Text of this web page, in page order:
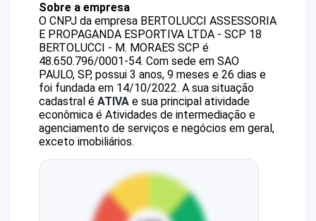
Sobre a empresa
O CNPJ da empresa BERTOLUCCI ASSESSORIA
E PROPAGANDA ESPORTIVA LTDA - SCP 18
BERTOLUCCI - M. MORAES SCP é
48.650.796/0001-54. Com sede em SAO
PAULO, SP, possui 3 anos, 9 meses e 26 dias e
foi fundada em 14/10/2022. A sua situação
cadastral é ATIVA e sua principal atividade
econômica é Atividades de intermediação e
agenciamento de serviços e negócios em geral,
exceto imobiliários.